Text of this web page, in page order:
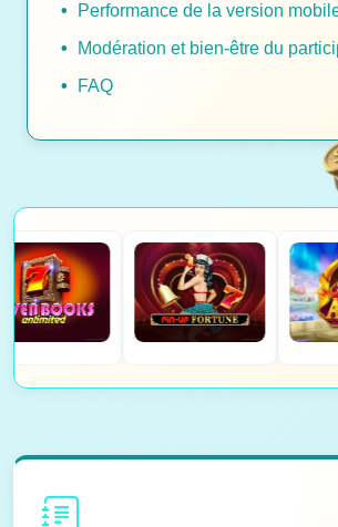
Performance de la version
Modération et bien-être du
FAQ